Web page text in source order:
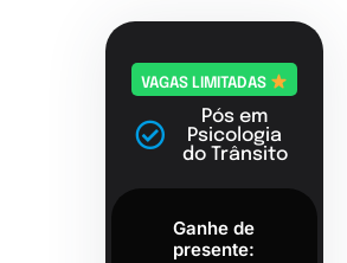
VAGAS LIMITADAS
Pós em
Psicologia
do Trânsito
Ganhe de
presente: